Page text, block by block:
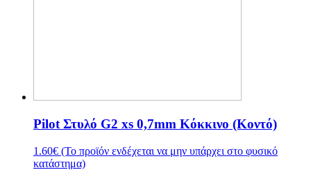
Pilot Στυλό G2 xs 0,7mm Κόκκινο (Κοντό)
1.60€ (Το προϊόν ενδέχεται να μην υπάρχει στο φυσικό
κατάστημα)